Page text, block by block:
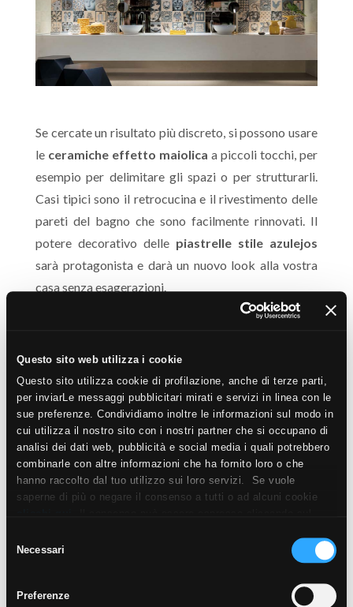
Questo sito web utilizza i cookie
Questo sito utilizza cookie di profilazione, anche di terze parti,
per inviarLe messaggi pubblicitari mirati e servizi in linea con le
sue preferenze. Condividiamo inoltre le informazioni sul modo in
cui utilizza il nostro sito con i nostri partner che si occupano di
analisi dei dati web, pubblicità e social media i quali potrebbero
combinarle con altre informazioni che ha fornito loro o che
hanno raccolto dal tuo utilizzo sui loro servizi. Se vuole
saperne di più o negare il consenso a tutti o ad alcuni cookie
può negare il consenso sul tasto “Rifiuta".
delNecessari
Preferenze
Se cercate un risultato più discreto, si possono usare
le ceramiche effetto maiolica a piccoli tocchi, per
esempio per delimitare gli spazi o per strutturarli.
Casi tipici sono il retrocucina e il rivestimento delle
pareti del bagno che sono facilmente rinnovati. Il
potere decorativo delle piastrelle stile azulejos
sarà protagonista e darà un nuovo look alla vostra
casa senza esagerazioni.
MAIOLICA
ceramica effetto maiolica
unisce l’aspetto estetico
delle ceramiche tradizionali e i vantaggi del gres
porcellanato e per questa ragione è la scelta ideale per
rivestire pavimenti e pareti.
perfettamente all’acqua e al vapore perché il gres
porcellanato ha un tasso di assorbimento praticamente
nullo. Questa caratteristica non è di secondaria
importanza soprattutto se le piastrelle sono destinate a